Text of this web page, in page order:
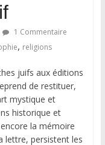
1 Commentaire
, religions
juifs aux éditions
de restituer,
mystique et
historique et
la mémoire
lettre, persistent les